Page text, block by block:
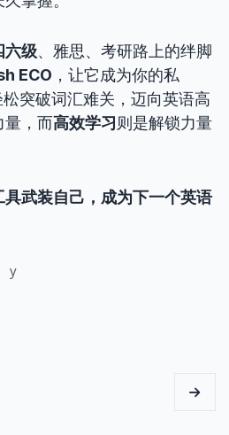
六级、雅思、考研路上的绊脚
ECO ，让它成为你的私
松突破词汇难关，迈向英语高
量，而高效学习则是解锁力量
武装自己，成为下一个英语
y